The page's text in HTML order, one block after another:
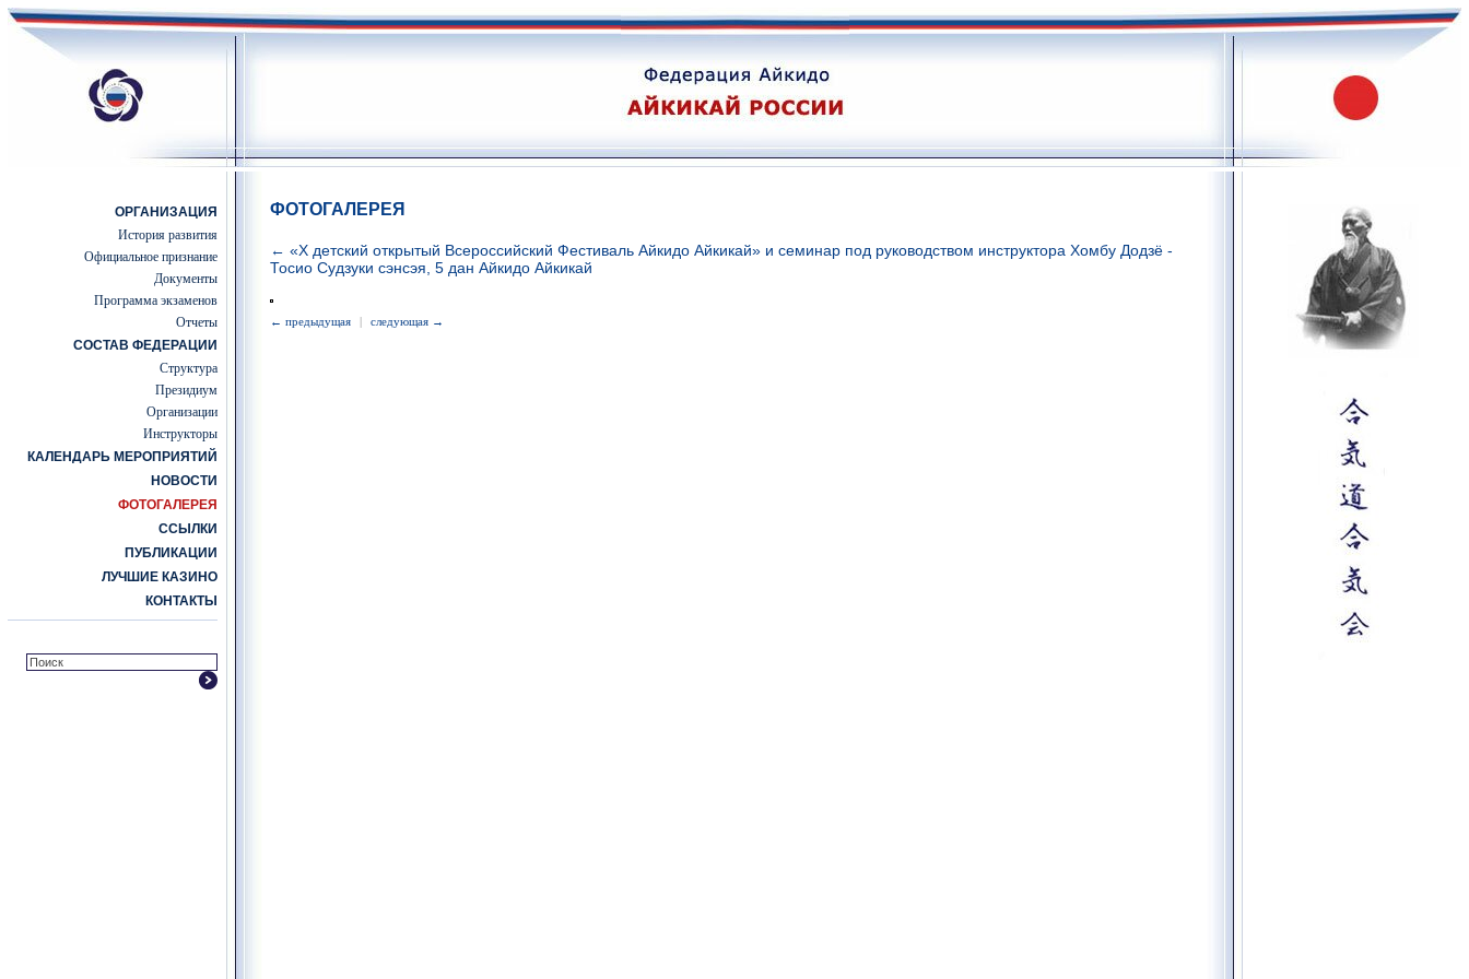
ОРГАНИЗАЦИЯ
История развития
Официальное признание
Документы
Программа экзаменов
Отчеты
СОСТАВ ФЕДЕРАЦИИ
Структура
Президиум
Организации
Инструкторы
КАЛЕНДАРЬ МЕРОПРИЯТИЙ
НОВОСТИ
ФОТОГАЛЕРЕЯ
ССЫЛКИ
ПУБЛИКАЦИИ
ЛУЧШИЕ КАЗИНО
КОНТАКТЫ
ФОТОГАЛЕРЕЯ
← «Х детский открытый Всероссийский Фестиваль Айкидо Айкикай» и семинар под руководством инструктора Хомбу Додзё -
Тосио Судзуки сэнсэя, 5 дан Айкидо Айкикай
← предыдущая | следующая →